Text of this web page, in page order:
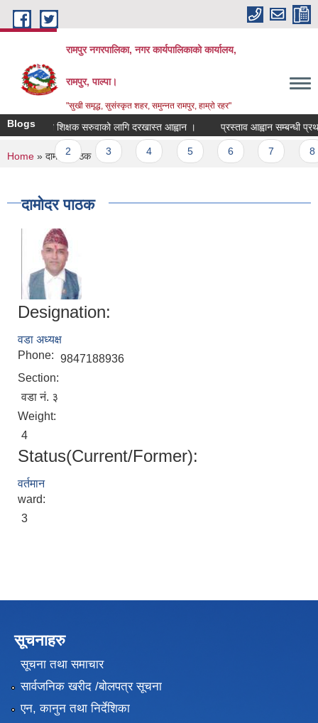
Skip to main content
रामपुर नगरपालिका, नगर कार्यपालिकाको कार्यालय,
रामपुर, पाल्पा।
"सुखी समृद्ध, सुसंस्कृत शहर, समुन्नत रामपुर, हाम्रो रहर"
Blogs
स्थानिय शिक्षक सरुवाको लागि दरखास्त आह्वान । प्रस्ताव आह्वान सम्बन्धी
Pages
2
You are here
Home » दामोदर पाठक
दामोदर पाठक
Designation:
वडा अध्यक्ष
Phone: 9847188936
Section:
वडा नं. ३
Weight:
4
Status(Current/Former):
वर्तमान
ward:
3
सूचनाहरु
सूचना तथा समाचार
सार्वजनिक खरीद /बोलपत्र सूचना
एन, कानुन तथा निर्देशिका